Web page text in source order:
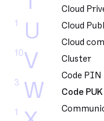
U
1
V
10
W
3
1
Cloud
Cloud
Cloud
Cluster
Code PIN
Code PUK